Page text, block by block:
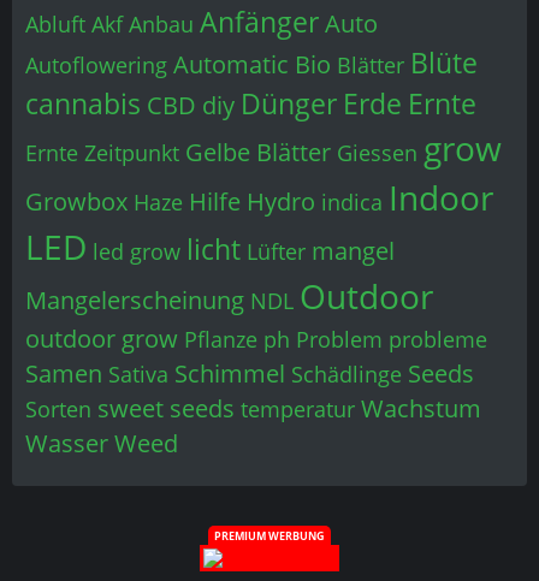
Abluft Akf Anbau AnfängerAuto
Autoflowering Automatic Bio Blätter Blüte
cannabis CBD diy Dünger Erde Ernte
Ernte Zeitpunkt Gelbe Blätter Giessen grow
Growbox Haze Hilfe Hydro indica Indoor
LED led grow licht Lüfter mangel
Mangelerscheinung NDL Outdoor
outdoor grow Pflanze ph Problem probleme
Samen Sativa Schimmel Schädlinge Seeds
Sorten sweet seeds temperatur Wachstum
WasserWeed
PREMIUM WERBUNG